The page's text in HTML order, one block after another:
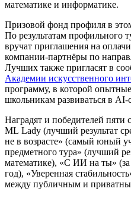
математике и информатике.
Призовой фонд профиля в
По результатам профильного
вручат приглашения на
компании-партнёры по
Лучших также пригласят в
Академии искусственного
программу, в которой
школьникам развиваться в AI-
Наградят и победителей
ML Lady (лучший результат
не в возрасте» (самый юный
предметного тура» (лучший
математике), «С ИИ на ты»
год), «Уверенная
между публичным и